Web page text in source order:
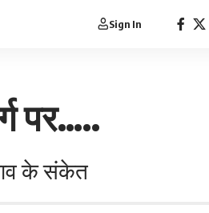
Sign In
पर…..
के संकेत